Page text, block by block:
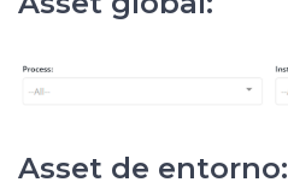
Asset de entorno: